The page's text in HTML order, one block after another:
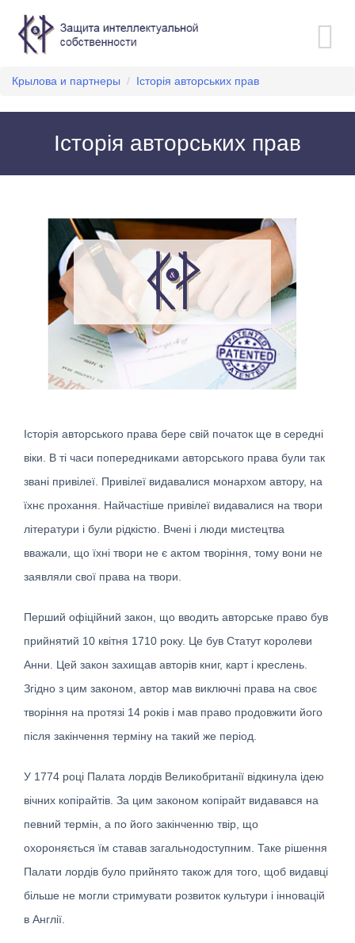
Toggle
Крылова и партнеры / Історія авторських прав
Історія авторських прав
Історія авторського права бере свій початок ще в середні
віки. В ті часи попередниками авторського права були так
звані привілеї. Привілеї видавалися монархом автору, на
їхнє прохання. Найчастіше привілеї видавалися на твори
літератури і були рідкістю. Вчені і люди мистецтва
вважали, що їхні твори не є актом творіння, тому вони не
заявляли свої права на твори.
Перший офіційний закон, що вводить авторське право був
прийнятий 10 квітня 1710 року. Це був Статут королеви
Анни. Цей закон захищав авторів книг, карт і креслень.
Згідно з цим законом, автор мав виключні права на своє
творіння на протязі 14 років і мав право продовжити його
після закінчення терміну на такий же період.
У 1774 році Палата лордів Великобританії відкинула ідею
вічних копірайтів. За цим законом копірайт видавався на
певний термін, а по його закінченню твір, що
охороняється їм ставав загальнодоступним. Таке рішення
Палати лордів було прийнято також для того, щоб видавці
більше не могли стримувати розвиток культури і інновацій
в Англії.